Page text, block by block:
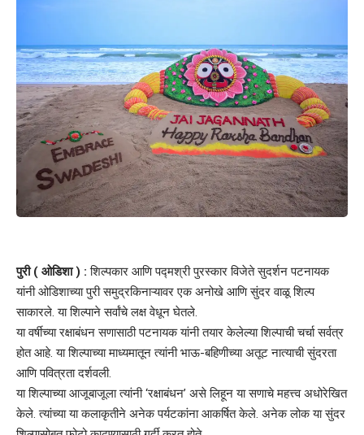
पुरी ( ओडिशा ) :शिल्पकार आणि पद्मश्री पुरस्कार विजेते सुदर्शन पटनायक
यांनी ओडिशाच्या पुरी समुद्रकिनाऱ्यावर एक अनोखे आणि सुंदर वाळू शिल्प
साकारले. या शिल्पाने सर्वांचे लक्ष वेधून घेतले.
या वर्षीच्या रक्षाबंधन सणासाठी पटनायक यांनी तयार केलेल्या शिल्पाची चर्चा सर्वत्र
होत आहे. या शिल्पाच्या माध्यमातून त्यांनी भाऊ-बहिणीच्या अतूट नात्याची सुंदरता
आणि पवित्रता दर्शवली.
या शिल्पाच्या आजूबाजूला त्यांनी ‘रक्षाबंधन’ असे लिहून या सणाचे महत्त्व अधोरेखित
केले. त्यांच्या या कलाकृतीने अनेक पर्यटकांना आकर्षित केले. अनेक लोक या सुंदर